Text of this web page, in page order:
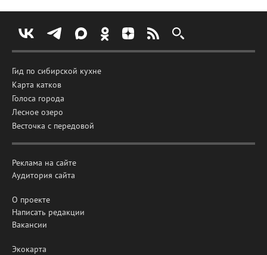
Гид по сибирской кухне
Карта катков
Голоса города
Лесное озеро
Весточка с передовой
Реклама на сайте
Аудитория сайта
О проекте
Написать редакции
Вакансии
Экокарта